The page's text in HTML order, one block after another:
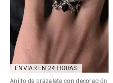
ENVIAR EN 24 HORAS
Anillo de brazalete con decoración